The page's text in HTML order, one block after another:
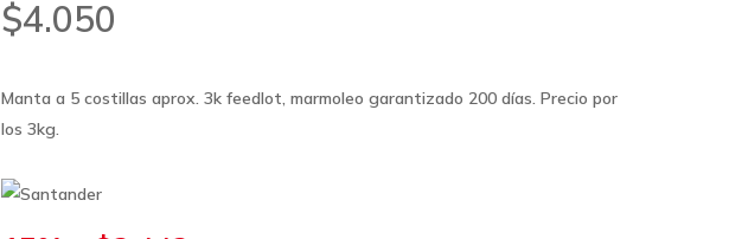
$4.050
Manta a 5 costillas aprox. 3k feedlot, marmoleo garantizado 200 días. Precio por
los 3kg.